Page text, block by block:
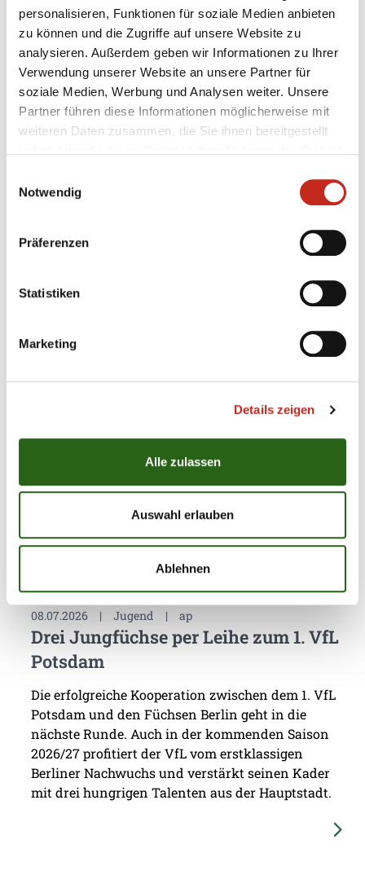
personalisieren, Funktionen für soziale Medien anbieten
zu können und die Zugriffe auf unsere Website zu
analysieren. Außerdem geben wir Informationen zu Ihrer
Verwendung unserer Website an unsere Partner für
soziale Medien, Werbung und Analysen weiter. Unsere
Partner führen diese Informationen möglicherweise mit
weiteren Daten zusammen, die Sie ihnen bereitgestellt
Notwendig
Präferenzen
Statistiken
Marketing
Details zeigen
Alle zulassen
Auswahl erlauben
Ablehnen
der Füchse Berlin gegen die SG Flensburg-Handewitt.
In der Halbzeit wurden die Kinder mit ihren neuen
Shirts sogar nochmal auf dem Feld empfangen.
Erstes Camp der Handballschule in
Füchse Town
Nachwuchsarbeit stets eine sehr hohe Priorität.
macht den Hauptstadt-Club umso glücklicher. Nun
präsentierte sich die Handballschule das erste Mal
in Füchse Town.
08.07.2026 | Jugend | ap
Drei Jungfüchse per Leihe zum 1. VfL
Potsdam
Die erfolgreiche Kooperation zwischen dem 1. VfL
Potsdam und den Füchsen Berlin geht in die
nächste Runde. Auch in der kommenden Saison
2026/27 profitiert der VfL vom erstklassigen
Berliner Nachwuchs und verstärkt seinen Kader
mit drei hungrigen Talenten aus der Hauptstadt.